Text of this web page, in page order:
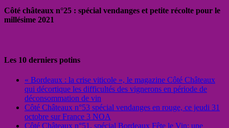
Côté châteaux n°25 : spécial vendanges et petite récolte pour le
millésime 2021
Les 10 derniers potins
« Bordeaux : la crise viticole », le magazine Côté Châteaux
qui décortique les difficultés des vignerons en période de
déconsommation de vin
Côté Châteaux n°53 spécial vendanges en rouge, ce jeudi 31
octobre sur France 3 NOA
Côté Châteaux n°51, spécial Bordeaux Fête le Vin: une